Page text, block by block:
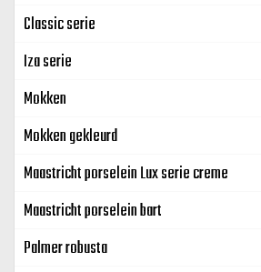
Classic serie
Iza serie
Mokken
Mokken gekleurd
Maastricht porselein Lux serie creme
Maastricht porselein bart
Palmer robusta